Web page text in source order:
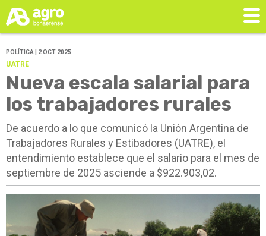
POLÍTICA | 2 OCT 2025
UATRE
Nueva escala salarial para
los trabajadores rurales
De acuerdo a lo que comunicó la Unión Argentina de
Trabajadores Rurales y Estibadores (UATRE), el
entendimiento establece que el salario para el mes de
septiembre de 2025 asciende a $922.903,02.